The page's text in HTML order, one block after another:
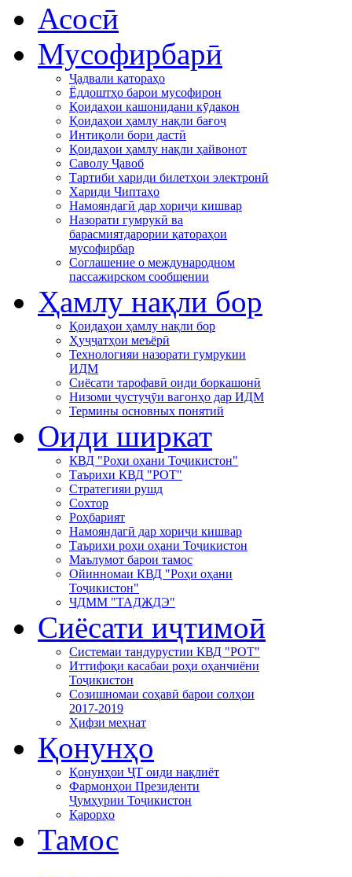
Асосӣ
Мусофирбарӣ
Ҷадвали қатораҳо
Ёддоштҳо барои мусофирон
Қоидаҳои кашонидани кӯдакон
Қоидаҳои ҳамлу нақли бағоҷ
Интиқоли бори дастӣ
Қоидаҳои ҳамлу нақли ҳайвонот
Саволу Ҷавоб
Тартиби хариди билетҳои электронӣ
Хариди Чиптаҳо
Намояндагӣ дар хориҷи кишвар
Назорати гумрукӣ ва
барасмиятдарории қатораҳои
мусофирбар
Соглашение о международном
пассажирском сообщении
Ҳамлу нақли бор
Қоидаҳои ҳамлу нақли бор
Ҳуҷҷатҳои меъёрӣ
Технологияи назорати гумрукии
ИДМ
Сиёсати тарофавӣ оиди боркашонӣ
Низоми ҷустуҷӯи вагонҳо дар ИДМ
Термины основных понятий
Оиди ширкат
КВД "Роҳи оҳани Тоҷикистон"
Таърихи КВД "РОТ"
Стратегияи рушд
Сохтор
Роҳбарият
Намояндагӣ дар хориҷи кишвар
Таърихи роҳи оҳани Тоҷикистон
Маълумот барои тамос
Ойинномаи КВД "Роҳи оҳани
Тоҷикистон"
ЧДММ "ТАДЖДЭ"
Сиёсати иҷтимоӣ
Системаи тандурустии КВД "РОТ"
Иттифоқи касабаи роҳи оҳанчиёни
Тоҷикистон
Созишномаи соҳавӣ барои солҳои
2017-2019
Ҳифзи меҳнат
Қонунҳо
Қонунҳои ҶТ оиди нақлиёт
Фармонҳои Президенти
Ҷумҳурии Тоҷикистон
Қарорҳо
Тамос